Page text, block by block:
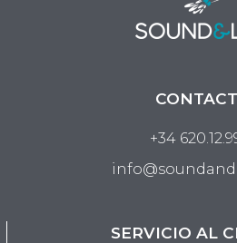
pueden
elegir
página
producto
+34
SERVICIO AL